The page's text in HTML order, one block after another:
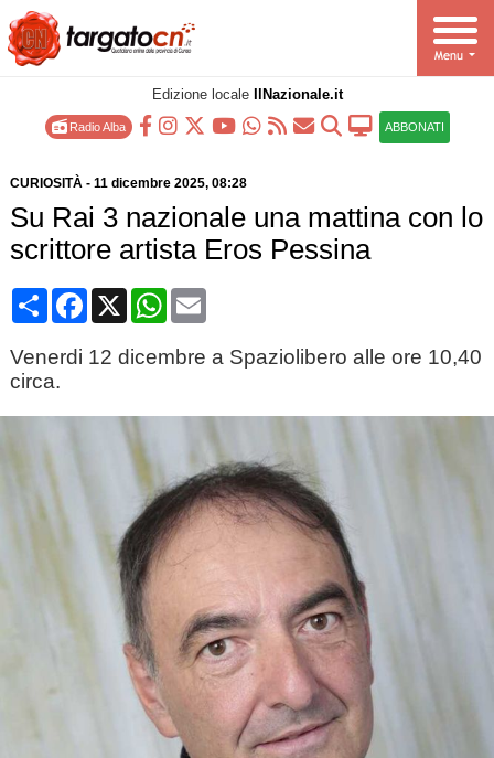
Edizione locale IlNazionale.it
Radio Alba ABBONATI
CURIOSITÀ- 11 dicembre 2025, 08:28
Su Rai 3 nazionale una mattina con lo
scrittore artista Eros Pessina
CondividiFacebook
X WhatsApp
Email
Venerdi 12 dicembre a Spaziolibero alle ore 10,40
circa.